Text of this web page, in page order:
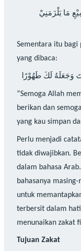
مَا يَلْزَمَنِيْ
Sementara itu bagi
yang dibaca:
وَجَعَلَهُ لَكَ طَهُوْرًا
“Semoga Allah
berikan dan
yang kau simpan
Perlu menjadi
tidak diwajibkan.
dalam bahasa
bahasanya
untuk
terbersit dalam
menunaikan zakat
Tujuan Zakat